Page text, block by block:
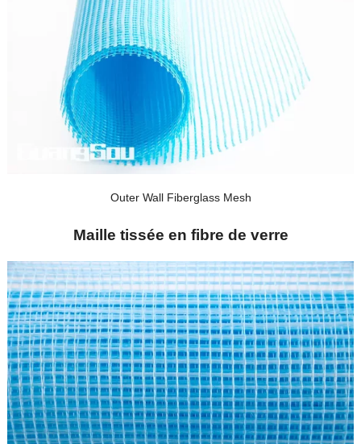
Outer Wall Fiberglass Mesh
Maille tissée en fibre de verre